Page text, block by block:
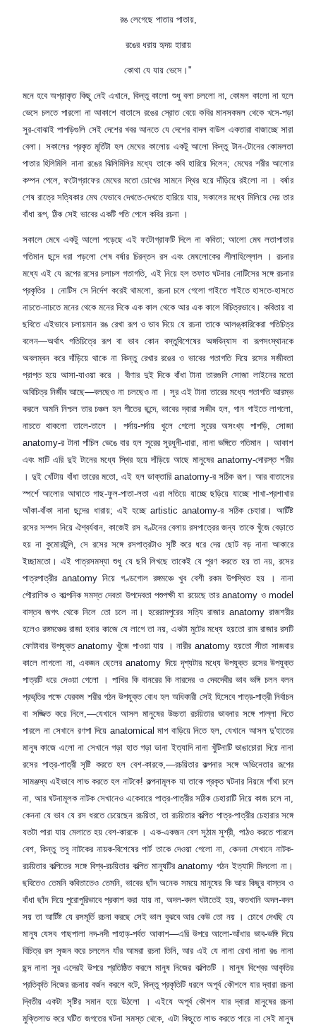
রঙ লেগেছে পাতায় পাতায়,
রঙের ধরায় হৃদয় হারায়
কোথা যে যায় ভেসে।"
মনে হবে অপ্রাকৃত কিছু নেই এখানে,কিন্তু কালো শুধু বলা চললো না,কোমল কালো না হলে
ভেসে চলতে পারলো না আকাশে বাতাসে রঙের স্রোত বেয়ে কবির মানসকমল থেকে খসে-পড়া
সুর-বোঝাই পাপড়িগুলি সেই দেশের খবর আনতে যে দেশের বাদল বাউল একতারা বাজাচ্ছে সারা
বেলা। সকালের প্রকৃত মূর্তিটা হল মেঘের কালোয় একটু আলো কিন্তু টান-টোনের কোমলতা
পাতার হিলিমিলি নানা রঙের ঝিলিমিলির মধ্যে তাকে কবি হারিয়ে দিলেন; মেঘের শরীর আলোর
কম্পন পেলে,ফটোগ্রাফের মেঘের মতো চোখের সামনে স্থির হয়ে দাঁড়িয়ে রইলো না । বর্ষার
শেষ রাত্রে সত্যিকার মেঘ যেভাবে দেখতে-দেখতে হারিয়ে যায়, সকালের মধ্যে মিলিয়ে দেয় তার
বাঁধা রূপ, ঠিক সেই ভাবের একটি গতি পেলে কবির রচনা ।
সকালে মেঘে একটু আলো পড়েছে এই ফটোগ্রাফটি দিলে না কবিতা; আলো মেঘ লতাপাতার
গতিমান ছন্দে ধরা পড়লো শেষ বর্ষার চিরন্তন রস এবং মেঘলোকের লীলাহিল্লোল । রচনার
মধ্যে এই যে রূপের রসের চলাচল গতাগতি, এই নিয়ে হল তফাত ঘটনার নোটিসের সঙ্গে রচনার
প্রকৃতির । নোটিস সে নির্দেশ করেই থামলো, রচনা চলে গেলো গাইতে গাইতে হাসতে-হাসতে
নাচতে-নাচতে মনের থেকে মনের দিকে এক কাল থেকে আর এক কালে বিচিত্রভাবে। কবিতায় বা
ছবিতে এইভাবে চলায়মান রঙ রেখা রূপ ও ভাব দিয়ে যে রচনা তাকে আলঙ্কারিকেরা গতিচিত্র
বলেন—অর্থাৎ গতিচিত্রে রূপ বা ভাব কোন বস্তুবিশেষের অঙ্গবিন্যাস বা রূপসংস্থানকে
অবলম্বন করে দাঁড়িয়ে থাকে না কিন্তু রেখার রঙের ও ভাবের গতাগতি দিয়ে রসের সজীবতা
প্রাপ্ত হয়ে আসা-যাওয়া করে । বীণার দুই দিকে বাঁধা টানা তারগুলি সোজা লাইনের মতো
অবিচিত্র নির্জীব আছে—বলছেও না চলছেও না । সুর এই টানা তারের মধ্যে গতাগতি আরম্ভ
করলে অমনি নিশ্চল তার চঞ্চল হল গীতের ছন্দে, ভাবের দ্বারা সজীব হল, গান গাইতে লাগলো,
নাচতে থাকলো তালে-তালে । পর্দায়-পর্দায় খুলে গেলো সুরের অসংখ্য পাপড়ি,সোজা
anatomy-র টানা পাঁচিল ভেঙে বার হল সুরের সুরধুনী-ধারা, নানা ভঙ্গিতে গতিমান । আকাশ
এবং মাটি এরি দুই টানের মধ্যে স্থির হয়ে দাঁড়িয়ে আছে মানুষের anatomy-দোরস্ত শরীর
। দুই খোঁটায় বাঁধা তারের মতো,এই হল ডাক্তারিanatomy-র সঠিক রূপ। আর বাতাসের
স্পর্শে আলোর আঘাতে গাছ-ফুল-পাতা-লতা এরা লতিয়ে যাচ্ছে ছড়িয়ে যাচ্ছে শাখা-প্রশাখার
আঁকা-বাঁকা নানা ছন্দের ধারায়; এই হচ্ছেartistic anatomy-র সঠিক চেহারা। আর্টিষ্ট
রসের সম্পদ নিয়ে ঐশ্বর্যবান, কাজেই রস বণ্টনের বেলায় রসপাত্রের জন্য তাকে খুঁজে বেড়াতে
হয় না কুমোরটুলি, সে রসের সঙ্গে রসপাত্রটাও সৃষ্টি করে ধরে দেয় ছোট বড় নানা আকারে
ইচ্ছামতো। এই পাত্রসমস্যা শুধু যে ছবি লিখছে তাকেই যে পূরণ করতে হয় তা নয়,রসের
পাত্রপাত্রীরanatomyনিয়ে গণ্ডগোল রঙ্গমঞ্চে খুব বেশী রকম উপস্থিত হয় । নানা
পৌরাণিক ও কাল্পনিক সমস্ত দেবতা উপদেবতা পশুপক্ষী যা রয়েছে তারanatomy ওmodel
বাস্তব জগৎ থেকে নিলে তো চলে না। হরেরামপুরের সত্যি রাজার anatomyরাজশরীর
হলেও রঙ্গমঞ্চের রাজা হবার কাজে যে লাগে তা নয়,একটা মুটের মধ্যে হয়তো রাম রাজার রসটি
ফোটাবার উপযুক্তanatomy খুঁজে পাওয়া যায় । নারীরanatomy হয়তো সীতা সাজবার
কালে লাগলো না, একজন ছেলেরanatomy দিয়ে দৃশ্যটার মধ্যে উপযুক্ত রসের উপযুক্ত
পাত্রটি ধরে দেওয়া গেলো । পাখির কি বানরের কি নারদের ও দেবদেবীর ভাব ভঙ্গি চলন বলন
প্রভৃতির পক্ষে যেরকম শরীর গঠন উপযুক্ত বোধ হল অধিকারী সেই হিসেবে পাত্র-পাত্রী নির্বাচন
বা সজ্জিত করে নিলে,—যেখানে আসল মানুষের উচ্চতা রচয়িতার ভাবনার সঙ্গে পাল্লা দিতে
পারলে না সেখানে রণপা দিয়ে anatomical মাপ বাড়িয়ে নিতে হল, যেখানে আসল দু'হাতের
মানুষ কাজে এলো না সেখানে গড়া হাত গড়া ডানা ইত্যাদি নানা খুঁটিনাটি ভাঙাচোরা দিয়ে নানা
রসের পাত্র-পাত্রী সৃষ্টি করতে হল বেশ-কারকে,—রচয়িতার কল্পনার সঙ্গে অভিনেতার রূপের
সামঞ্জস্য এইভাবে লাভ করতে হল নাটকে! কল্পনামূলক যা তাকে প্রকৃত ঘটনার নিয়মে গাঁথা চলে
না,আর ঘটনামূলক নাটক সেখানেও একেবারে পাত্র-পাত্রীর সঠিক চেহারাটি নিয়ে কাজ চলে না,
কেননা যে ভাব যে রস ধরতে চেয়েছেন রচয়িতা,তা রচয়িতার কল্পিত পাত্র-পাত্রীর চেহারার সঙ্গে
যতটা পারা যায় মেলাতে হয় বেশ-কারকে । এক-একজন বেশ সুঠাম সুশ্রী, পাঠও করতে পারলে
বেশ,কিন্তু তবু নাটকের নায়ক-বিশেষের পার্ট তাকে দেওয়া গেলো না, কেননা সেখানে নাটক-
রচয়িতার কল্পিতের সঙ্গে বিশ্ব-রচয়িতার কল্পিত মানুষটিরanatomyগঠন ইত্যাদি মিললো না।
ছবিতেও তেমনি কবিতাতেও তেমনি,ভাবের ছাঁদ অনেক সময়ে মানুষের কি আর কিছুর বাস্তব ও
বাঁধা ছাঁদ দিয়ে পুরোপুরিভাবে প্রকাশ করা যায় না, অদল-বদল ঘটাতেই হয়, কতখানি অদল-বদল
সয় তা আর্টিষ্ট যে রসমূর্তি রচনা করছে সেই ভাল বুঝবে আর কেউ তো নয় । চোখে দেখছি যে
মানুষ যেসব গাছপালা নদ-নদী পাহাড়-পর্বত আকাশ—এরি উপরে আলো-আঁধার ভাব-ভঙ্গি দিয়ে
বিচিত্র রস সৃজন করে চললেন যাঁর আমরা রচনা তিনি,আর এই যে নানা রেখা নানা রঙ নানা
ছন্দ নানা সুর এদেরই উপরে প্রতিষ্ঠিত করলে মানুষ নিজের কল্পিতটি । মানুষ বিশ্বের আকৃতির
প্রতিকৃতি নিজের রচনায় বর্জন করলে বটে, কিন্তু প্রকৃতিটি ধরলে অপূর্ব কৌশলে যার দ্বারা রচনা
দ্বিতীয় একটা সৃষ্টির সমান হয়ে উঠলো । এইযে অপূর্ব কৌশল যার দ্বারা মানুষের রচনা
মুক্তিলাভ করে ঘটিত জগতের ঘটনা সমস্ত থেকে, এটা কিছুতে লাভ করতে পারে না সেই মানুষ